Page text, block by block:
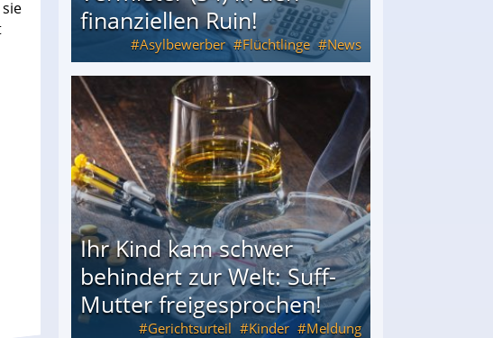
finanziellen Ruin!
Asylbewerber Flüchtlinge News
Vermieter (34) in den finanziellen Ruin!
Ihr Kind kam schwer
behindert zur Welt: Suff-
Mutter freigesprochen!
Gerichtsurteil Kinder Meldung